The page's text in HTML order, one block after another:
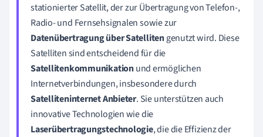
stationierter Satellit, der zur Übertragung von Telefon-,
Radio- und Fernsehsignalen sowie zur
Datenübertragung über Satellitengenutzt wird. Diese
Satelliten sind entscheidend für die
Satellitenkommunikationund ermöglichen
Internetverbindungen, insbesondere durch
Satelliteninternet Anbieter. Sie unterstützen auch
innovative Technologien wie die
Laserübertragungstechnologie, die die Effizienz der